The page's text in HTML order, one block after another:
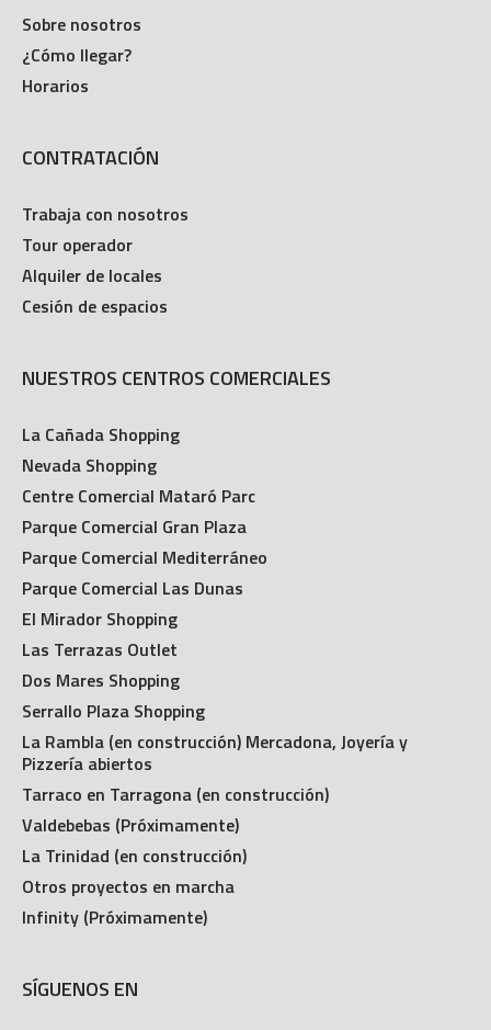
Sobre nosotros
¿Cómo llegar?
Horarios
CONTRATACIÓN
Trabaja con nosotros
Tour operador
Alquiler de locales
Cesión de espacios
NUESTROS CENTROS COMERCIALES
La Cañada Shopping
Nevada Shopping
Centre Comercial Mataró Parc
Parque Comercial Gran Plaza
Parque Comercial Mediterráneo
Parque Comercial Las Dunas
El Mirador Shopping
Las Terrazas Outlet
Dos Mares Shopping
Serrallo Plaza Shopping
La Rambla (en construcción) Mercadona, Joyería y
Pizzería abiertos
Tarraco en Tarragona (en construcción)
Valdebebas (Próximamente)
La Trinidad (en construcción)
Otros proyectos en marcha
Infinity (Próximamente)
SÍGUENOS EN